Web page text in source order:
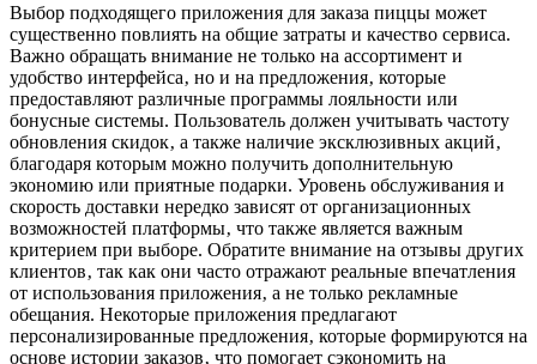
Выбор подходящего приложения для заказа пиццы может
существенно повлиять на общие затраты и качество сервиса.
Важно обращать внимание не только на ассортимент и
удобство интерфейса‚ но и на предложения‚ которые
предоставляют различные программы лояльности или
бонусные системы. Пользователь должен учитывать частоту
обновления скидок‚ а также наличие эксклюзивных акций‚
благодаря которым можно получить дополнительную
экономию или приятные подарки. Уровень обслуживания и
скорость доставки нередко зависят от организационных
возможностей платформы‚ что также является важным
критерием при выборе. Обратите внимание на отзывы других
клиентов‚ так как они часто отражают реальные впечатления
от использования приложения‚ а не только рекламные
обещания. Некоторые приложения предлагают
персонализированные предложения‚ которые формируются на
основе истории заказов‚ что помогает сэкономить на